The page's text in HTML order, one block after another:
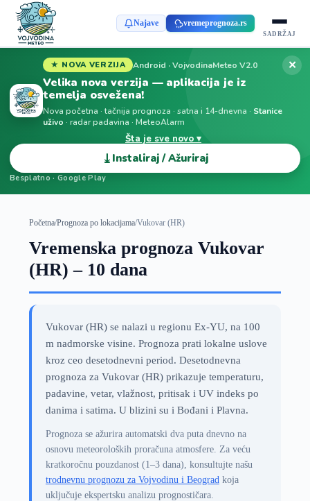
Najave vremeprognoza.rs
SADRŽAJ
★ NOVA VERZIJA Android · VojvodinaMeteo V2.0
Velika nova verzija — aplikacija je iz
temelja osvežena!
Nova početna · tačnija prognoza · satna i 14-dnevna · Stanice
uživo · radar padavina · MeteoAlarm
Šta je sve novo ▾
⤓ Instaliraj / Ažuriraj
Besplatno · Google Play
✕
Početna/Prognoza po lokacijama/Vukovar (HR)
Vremenska prognoza Vukovar
(HR) – 10 dana
Vukovar (HR) se nalazi u regionu Ex-YU, na 100
m nadmorske visine. Prognoza prati lokalne uslove
kroz ceo desetodnevni period. Desetodnevna
prognoza za Vukovar (HR) prikazuje temperaturu,
padavine, vetar, vlažnost, pritisak i UV indeks po
danima i satima. U blizini su i Bođani i Plavna.
Prognoza se ažurira automatski dva puta dnevno na
osnovu meteoroloških proračuna atmosfere. Za veću
kratkoročnu pouzdanost (1–3 dana), konsultujte našu
trodnevnu prognozu za Vojvodinu i Beogradkoja
uključuje ekspertsku analizu prognostičara.